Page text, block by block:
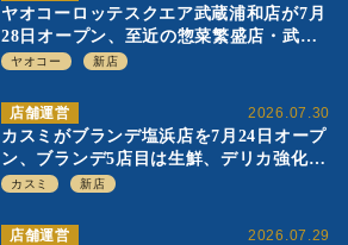
ヤオコーロッテスクエア武蔵浦和店が7月
28日オープン、至近の惣菜繁盛店・武蔵
浦和店とは生鮮強化、ですみ分け
ヤオコー 新店
2026.07.30
店舗運営
カスミがブランデ塩浜店を7月24日オープ
ン、ブランデ5店目は生鮮、デリカ強化の
一方で通常店の要素も取り入れ
カスミ 新店
2026.07.29
店舗運営